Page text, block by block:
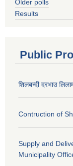
Older polls
Results
Public
शिलबन्दी दरभाउ
Contruction of
Supply and
Municipality